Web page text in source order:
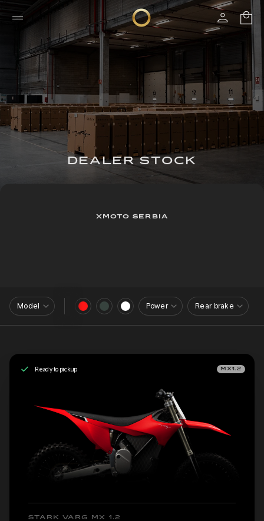
DEALER STOCK
XMOTO SERBIA
Model Power Rear brake
Ready to pickup MX1.2
STARK VARG MX 1.2